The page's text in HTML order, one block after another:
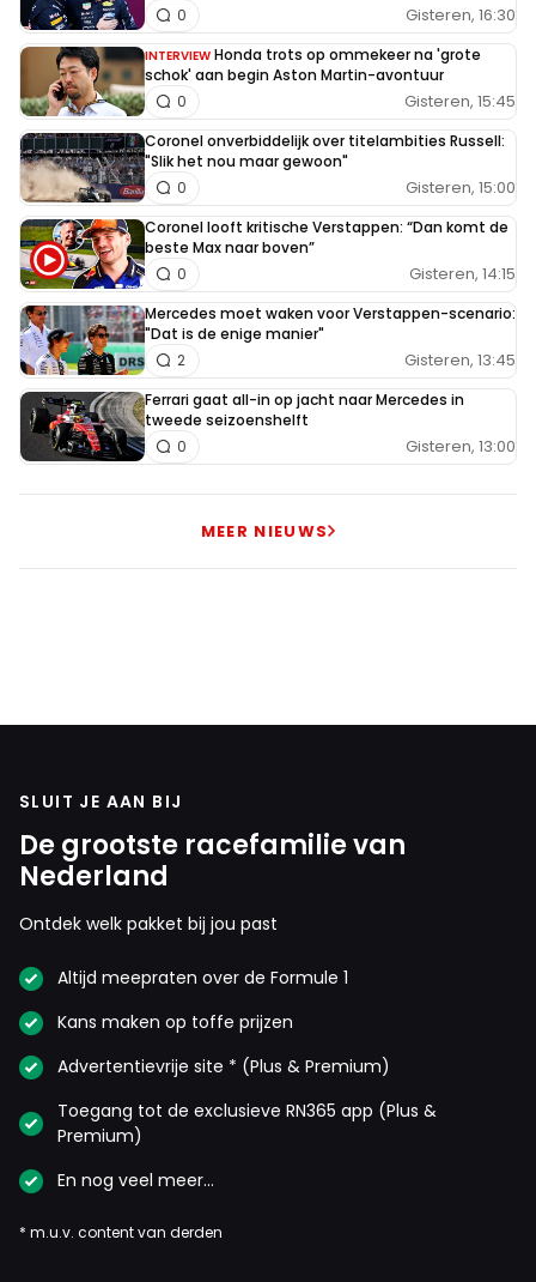
Gisteren, 16:30
0
INTERVIEW Honda trots op ommekeer na 'grote
schok' aan begin Aston Martin-avontuur
Gisteren, 15:45
0
Coronel onverbiddelijk over titelambities Russell:
"Slik het nou maar gewoon"
Gisteren, 15:00
0
Coronel looft kritische Verstappen: “Dan komt de
beste Max naar boven”
Gisteren, 14:15
0
Mercedes moet waken voor Verstappen-scenario:
"Dat is de enige manier"
Gisteren, 13:45
2
Ferrari gaat all-in op jacht naar Mercedes in
tweede seizoenshelft
Gisteren, 13:00
0
MEER NIEUWS
SLUIT JE AAN BIJ
De grootste racefamilie van
Nederland
Ontdek welk pakket bij jou past
Altijd meepraten over de Formule 1
Kans maken op toffe prijzen
Advertentievrije site * (Plus & Premium)
Toegang tot de exclusieve RN365 app (Plus &
Premium)
En nog veel meer…
* m.u.v. content van derden